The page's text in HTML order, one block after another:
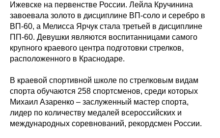
Ижевске на первенстве России. Лейла Кручинина
завоевала золото в дисциплине ВП-соло и серебро в
ВП-60, а Мелисса Ярчук стала третьей в дисциплине
ПП-60. Девушки являются воспитанницами самого
крупного краевого центра подготовки стрелков,
расположенного в Краснодаре.
В краевой спортивной школе по стрелковым видам
спорта обучаются 258 спортсменов, среди которых
Михаил Азаренко – заслуженный мастер спорта,
лидер по количеству медалей всероссийских и
международных соревнований, рекордсмен России.